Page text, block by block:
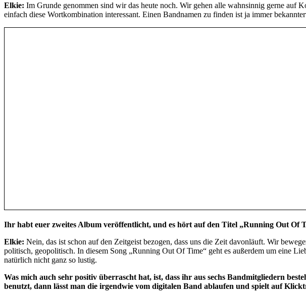
Elkie: Im Grunde genommen sind wir das heute noch. Wir gehen alle wahnsinnig gerne auf
einfach diese Wortkombination interessant. Einen Bandnamen zu finden ist ja immer
Ihr habt euer zweites Album veröffentlicht, und es hört auf den Titel „Running Out Of
Elkie: Nein, das ist schon auf den Zeitgeist bezogen, dass uns die Zeit davonläuft. Wir
politisch, geopolitisch. In diesem Song „Running Out Of Time“ geht es außerdem um eine
natürlich nicht ganz so lustig.
Was mich auch sehr positiv überrascht hat, ist, dass ihr aus sechs Bandmitgliedern
benutzt, dann lässt man die irgendwie vom digitalen Band ablaufen und spielt auf